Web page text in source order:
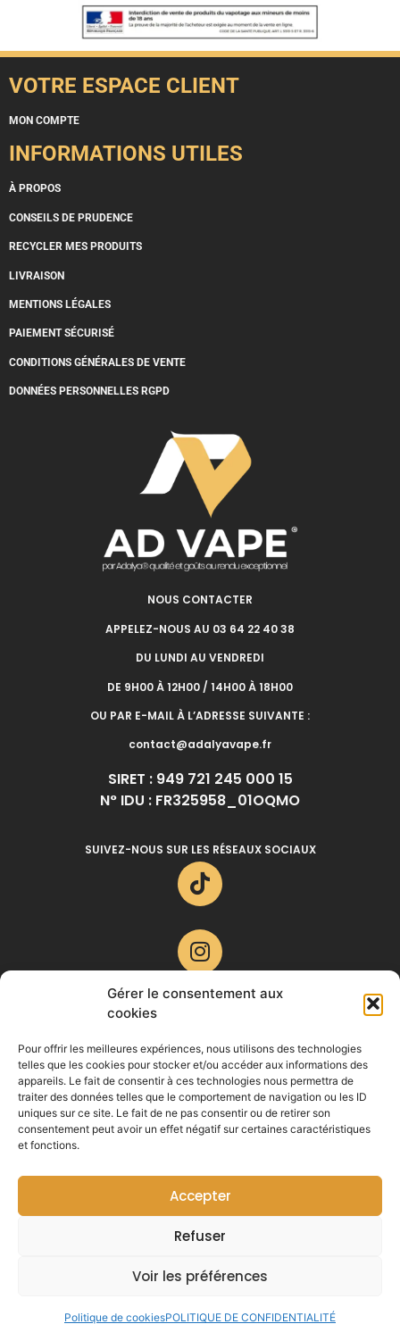
Gérer le consentement aux
cookies
Pour offrir les meilleures expériences, nous utilisons des technologies
telles que les cookies pour stocker et/ou accéder aux informations des
appareils. Le fait de consentir à ces technologies nous permettra de
traiter des données telles que le comportement de navigation ou les ID
uniques sur ce site. Le fait de ne pas consentir ou de retirer son
consentement peut avoir un effet négatif sur certaines caractéristiques
et fonctions.
Accepter
Refuser
Voir les préférences
Politique de cookiesPOLITIQUE DE CONFIDENTIALITÉ
VOTRE ESPACE CLIENT
MON COMPTE
INFORMATIONS UTILES
À PROPOS
CONSEILS DE PRUDENCE
RECYCLER MES PRODUITS
LIVRAISON
MENTIONS LÉGALES
PAIEMENT SÉCURISÉ
CONDITIONS GÉNÉRALES DE VENTE
DONNÉES PERSONNELLES RGPD
NOUS CONTACTER
APPELEZ-NOUS AU 03 64 22 40 38
DU LUNDI AU VENDREDI
DE 9H00 À 12H00 / 14H00 À 18H00
OU PAR E-MAIL À L’ADRESSE SUIVANTE :
contact@adalyavape.fr
SIRET : 949 721 245 000 15
N° IDU : FR325958_01OQMO
SUIVEZ-NOUS SUR LES RÉSEAUX SOCIAUX
LIENS PARTENAIRES ADALYA®
SATISFACTION CLIENTS

2023 – Tous droits réservés –Les sites de Roxane